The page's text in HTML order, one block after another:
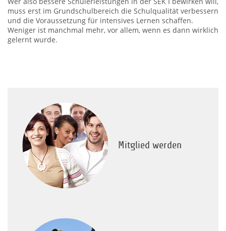
muss erst im Grundschulbereich die Schulqualität verbessern
und die Voraussetzung für intensives Lernen schaffen.
Weniger ist manchmal mehr, vor allem, wenn es dann wirklich
gelernt wurde.
Mitglied werden